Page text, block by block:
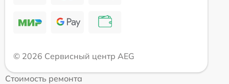
© 2026 Сервисный центр AEG
Стоимость ремонта